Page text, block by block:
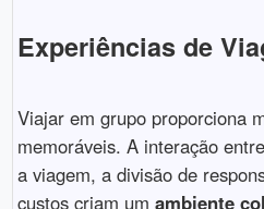
Experiências de
Viajar em grupo proporciona
memoráveis. A interação
a viagem, a divisão de
custos criam um ambiente